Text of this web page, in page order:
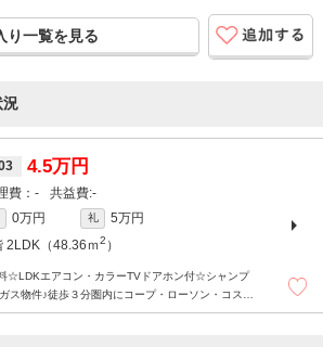
り一覧を見る
況
4.5万円
- -
0万円 礼
5万円
2LDK（48.36ｍ2 ）
☆LDKエアコン・カラーTVドアホン付☆シャンプ
物件♪徒歩３分圏内にコープ・ローソン・コスモ